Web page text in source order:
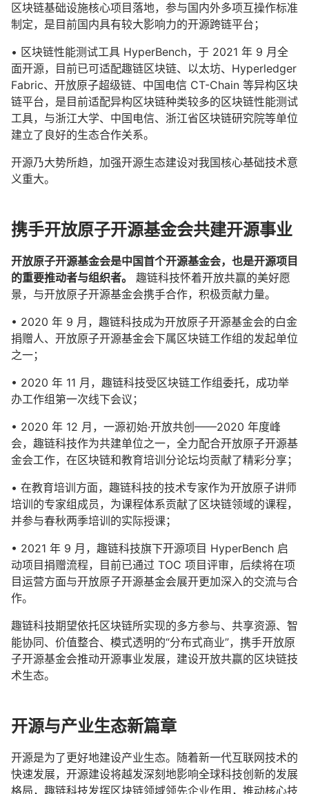
区块链基础设施核心项目落地，参与国内外多项互操作标准
制定，是目前国内具有较大影响力的开源跨链平台；
• 区块链性能测试工具 HyperBench，于 2021 年 9 月全
面开源，目前已可适配趣链区块链、以太坊、Hyperledger
Fabric、开放原子超级链、中国电信 CT-Chain 等异构区块
链平台，是目前适配异构区块链种类较多的区块链性能测试
工具，与浙江大学、中国电信、浙江省区块链研究院等单位
建立了良好的生态合作关系。
开源乃大势所趋，加强开源生态建设对我国核心基础技术意
义重大。
携手开放原子开源基金会共建开源事业
开放原子开源基金会是中国首个开源基金会，也是开源项目
的重要推动者与组织者。
趣链科技怀着开放共赢的美好愿
景，与开放原子开源基金会携手合作，积极贡献力量。
• 2020 年 9 月，趣链科技成为开放原子开源基金会的白金
捐赠人、开放原子开源基金会下属区块链工作组的发起单位
之一；
• 2020 年 11 月，趣链科技受区块链工作组委托，成功举
办工作组第一次线下会议；
• 2020 年 12 月，一源初始·开放共创——2020 年度峰
会，趣链科技作为共建单位之一，全力配合开放原子开源基
金会工作，在区块链和教育培训分论坛均贡献了精彩分享；
• 在教育培训方面，趣链科技的技术专家作为开放原子讲师
培训的专家组成员，为课程体系贡献了区块链领域的课程，
并参与春秋两季培训的实际授课；
• 2021 年 9 月，趣链科技旗下开源项目 HyperBench 启
动项目捐赠流程，目前已通过 TOC 项目评审，后续将在项
目运营方面与开放原子开源基金会展开更加深入的交流与合
作。
趣链科技期望依托区块链所实现的多方参与、共享资源、智
能协同、价值整合、模式透明的“分布式商业”，携手开放原
子开源基金会推动开源事业发展，建设开放共赢的区块链技
术生态。
开源与产业生态新篇章
开源是为了更好地建设产业生态。随着新一代互联网技术的
快速发展，开源建设将越发深刻地影响全球科技创新的发展
格局，趣链科技发挥区块链领域领先企业作用，推动核心技